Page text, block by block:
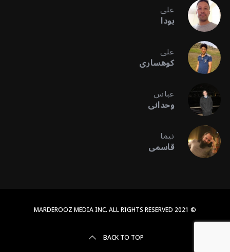
علی
بودا
علی
کوهساری
عباس
وحدانی
نیما
قاسمی
© 2021 MARDEROOZ MEDIA INC. ALL RIGHTS RESERVED
BACK TO TOP